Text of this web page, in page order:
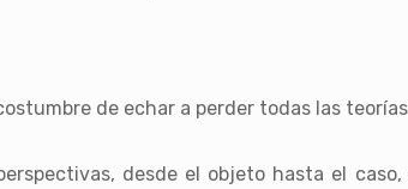
de echar a perder todas las
desde el objeto hasta el